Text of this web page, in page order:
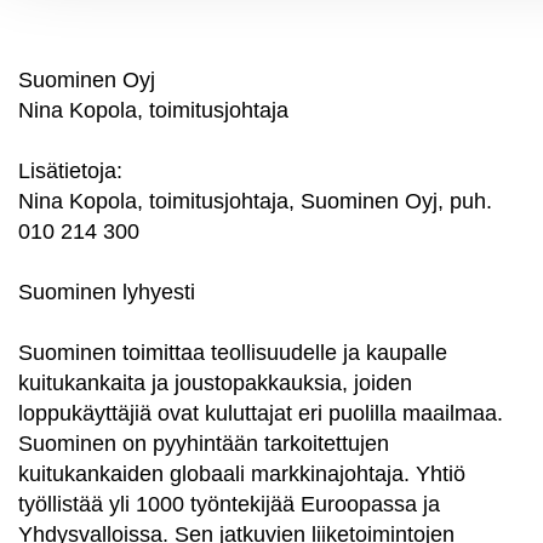
Suominen Oyj
Nina Kopola, toimitusjohtaja
Lisätietoja:
Nina Kopola, toimitusjohtaja, Suominen Oyj, puh.
010 214 300
Suominen lyhyesti
Suominen toimittaa teollisuudelle ja kaupalle
kuitukankaita ja joustopakkauksia, joiden
loppukäyttäjiä ovat kuluttajat eri puolilla maailmaa.
Suominen on pyyhintään tarkoitettujen
kuitukankaiden globaali markkinajohtaja. Yhtiö
työllistää yli 1000 työntekijää Euroopassa ja
Yhdysvalloissa. Sen jatkuvien liiketoimintojen